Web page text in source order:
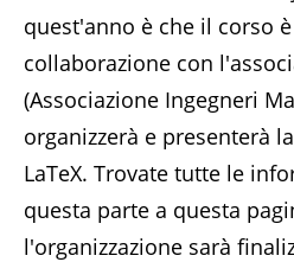
quest'anno è che il corso
collaborazione con
(Associazione Ingegneri
organizzerà e presenterà
LaTeX. Trovate tutte le
questa parte a questa
l'organizzazione sarà